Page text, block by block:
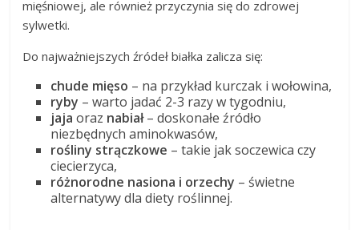
mięśniowej, ale również przyczynia się do zdrowej
sylwetki.
Do najważniejszych źródeł białka zalicza się:
chude mięso – na przykład kurczak i wołowina,
ryby – warto jadać 2-3 razy w tygodniu,
jaja oraz nabiał– doskonałe źródło
niezbędnych aminokwasów,
rośliny strączkowe – takie jak soczewica czy
ciecierzyca,
różnorodne nasiona i orzechy – świetne
alternatywy dla diety roślinnej.